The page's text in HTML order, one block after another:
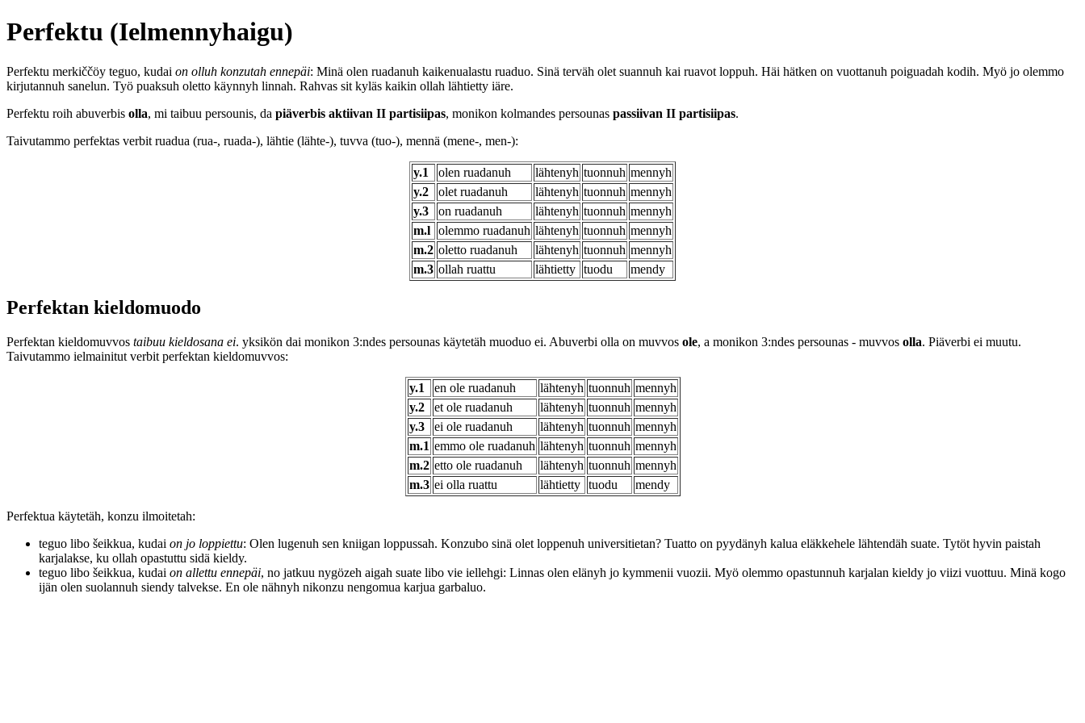
Perfektu (Ielmennyhaigu)
Perfektu merkiččöy teguo, kudai on olluh konzutah ennepäi: Minä olen ruadanuh kaikenualastu ruaduo. Sinä terväh olet suannuh kai ruavot loppuh. Häi hätken on vuottanuh poiguadah kodih. Myö jo olemmo
kirjutannuh sanelun. Työ puaksuh oletto käynnyh linnah. Rahvas sit kyläs kaikin ollah lähtietty iäre.
Perfektu roih abuverbis olla, mi taibuu persounis, da piäverbis aktiivan II partisiipas, monikon kolmandes persounas passiivan II partisiipas.
Taivutammo perfektas verbit ruadua (rua-, ruada-), lähtie (lähte-), tuvva (tuo-), mennä (mene-, men-):
y.1 olen ruadanuh lähtenyh tuonnuh mennyh
y.2
olet ruadanuh lähtenyh tuonnuh mennyh
y.3
on ruadanuh lähtenyh tuonnuh mennyh
m.l olemmo ruadanuh lähtenyh tuonnuh mennyh
m.2 oletto ruadanuh lähtenyh tuonnuh mennyh
m.3 ollah ruattu lähtietty tuodu mendy
Perfektan kieldomuodo
Perfektan kieldomuvvos taibuu kieldosana ei. yksikön dai monikon 3:ndes persounas käytetäh muoduo ei. Abuverbi olla on muvvos ole, a monikon 3:ndes persounas - muvvos olla. Piäverbi ei muutu.
Taivutammo ielmainitut verbit perfektan kieldomuvvos:
y.1 en ole ruadanuh lähtenyh tuonnuh mennyh
y.2
et ole ruadanuh lähtenyh tuonnuh mennyh
y.3
ei ole ruadanuh lähtenyh tuonnuh mennyh
m.1 emmo ole ruadanuh lähtenyh tuonnuh mennyh
m.2 etto ole ruadanuh lähtenyh tuonnuh mennyh
m.3 ei olla ruattu lähtietty tuodu mendy
Perfektua käytetäh, konzu ilmoitetah:
teguo libo šeikkua, kudai on jo loppiettu: Olen lugenuh sen kniigan loppussah. Konzubo sinä olet loppenuh universitietan? Tuatto on pyydänyh kalua eläkkehele lähtendäh suate. Tytöt hyvin paistah
karjalakse, ku ollah opastuttu sidä kieldy.
teguo libo šeikkua, kudai on allettu ennepäi, no jatkuu nygözeh aigah suate libo vie iellehgi: Linnas olen elänyh jo kymmenii vuozii. Myö olemmo opastunnuh karjalan kieldy jo viizi vuottuu. Minä kogo
ijän olen suolannuh siendy talvekse. En ole nähnyh nikonzu nengomua karjua garbaluo.